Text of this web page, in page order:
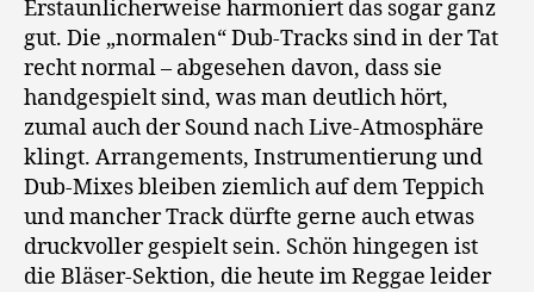
Erstaunlicherweise harmoniert das sogar ganz
gut. Die „normalen“ Dub-Tracks sind in der Tat
recht normal – abgesehen davon, dass sie
handgespielt sind, was man deutlich hört,
zumal auch der Sound nach Live-Atmosphäre
klingt. Arrangements, Instrumentierung und
Dub-Mixes bleiben ziemlich auf dem Teppich
und mancher Track dürfte gerne auch etwas
druckvoller gespielt sein. Schön hingegen ist
die Bläser-Sektion, die heute im Reggae leider